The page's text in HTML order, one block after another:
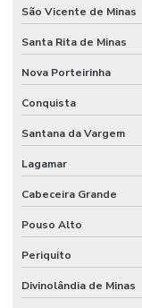
São Vicente de Minas
Santa Rita de Minas
Nova Porteirinha
Conquista
Santana da Vargem
Lagamar
Cabeceira Grande
Pouso Alto
Periquito
Divinolândia de Minas